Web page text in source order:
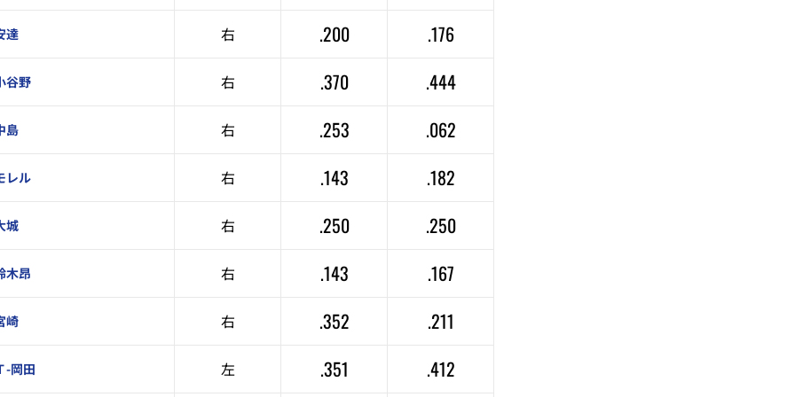
達 右 .200 .176
谷野 右 .370 .444
島 右 .253 .062
レル 右 .143 .182
城 右 .250 .250
木昂 右 .143 .167
崎 右 .352 .211
-岡田 左 .351 .412